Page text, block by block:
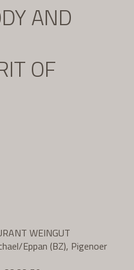
AND
OF
WEINGUT
Eppan (BZ), Pigenoer